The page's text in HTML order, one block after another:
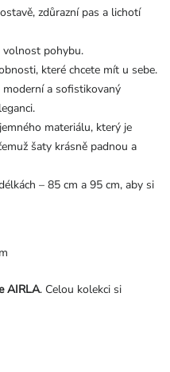
zdůrazní pas a lichotí
volnost pohybu.
které chcete mít u sebe.
moderní a sofistikovaný
materiálu, který je
šaty krásně padnou a
– 85 cm a 95 cm, aby si
AIRLA. Celou kolekci si